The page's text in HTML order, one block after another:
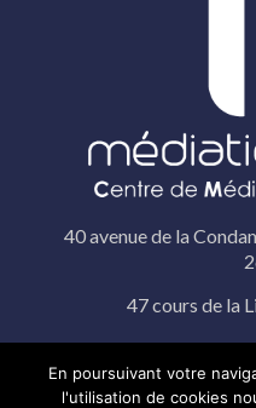
40 avenue de la
47 cours de la
19 rue
En poursuivant votre
l'utilisation de cookies